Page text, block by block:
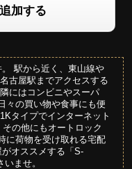
加する
駅から近く、東山線や
古屋駅までアクセスする
にはコンビニやスーパ
々の買い物や食事にも便
タイプでインターネット
の他にもオートロック
に荷物を受け取れる宅配
オススメする「S-
ませ。